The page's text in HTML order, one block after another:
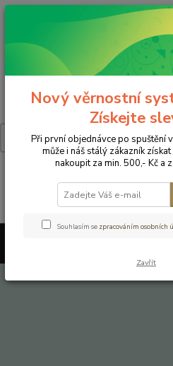
Menu
Nový věrnostní
Získejte
Při první objednávce po spuštění
může i náš stálý zákazník
nakoupit za min. 500,- Kč a
Souhlasím se zpracováním osobních
Zavřít